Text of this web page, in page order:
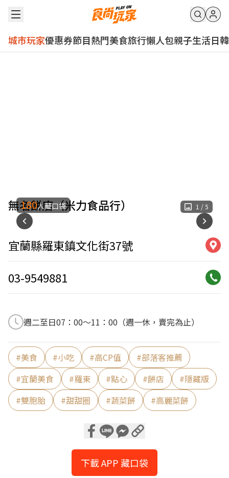
城市玩家優惠券節目熱門美食旅行懶人包親子生活日韓
無名餅店（米力食品行） 1 /5
180人藏口袋
宜蘭縣羅東鎮文化街37號
03-9549881
週二至日07：00～11：00（週一休，賣完為止）
#美食 #小吃 #高CP值 #部落客推薦
#宜蘭美食 #羅東 #點心 #餅店 #隱藏版
#雙胞胎 #甜甜圈 #蔬菜餅 #高麗菜餅
下載 APP 藏口袋